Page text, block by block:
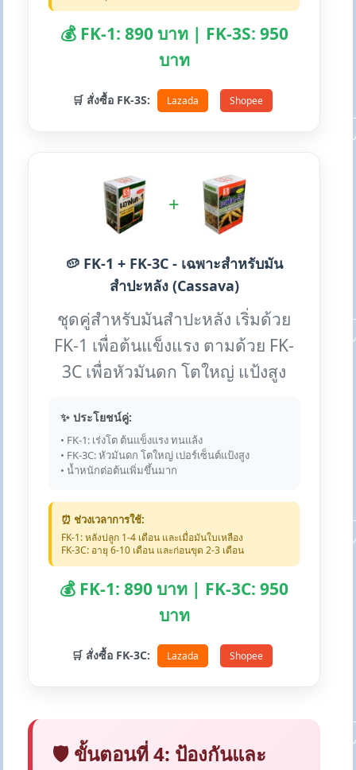
💰 FK-1: 890 บาท | FK-3S: 950
บาท
🛒 สั่งซื้อ FK-3S: Lazada Shopee
+
🥔 FK-1 + FK-3C - เฉพาะสำหรับมัน
สำปะหลัง (Cassava)
ชุดคู่สำหรับมันสำปะหลัง เริ่มด้วย
FK-1 เพื่อต้นแข็งแรง ตามด้วย FK-
3C เพื่อหัวมันดก โตใหญ่ แป้งสูง
✨ ประโยชน์คู่:
• FK-1: เร่งโต ต้นแข็งแรง ทนแล้ง
• FK-3C: หัวมันดก โตใหญ่ เปอร์เซ็นต์แป้งสูง
• น้ำหนักต่อต้นเพิ่มขึ้นมาก
⏰ ช่วงเวลาการใช้:
FK-1: หลังปลูก 1-4 เดือน และเมื่อมันใบเหลือง
FK-3C: อายุ 6-10 เดือน และก่อนขุด 2-3 เดือน
💰 FK-1: 890 บาท | FK-3C: 950
บาท
🛒 สั่งซื้อ FK-3C: Lazada Shopee
🛡️ ขั้นตอนที่ 4: ป้องกันและ